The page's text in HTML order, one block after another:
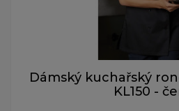
Dámský kuchařský
KL150 -